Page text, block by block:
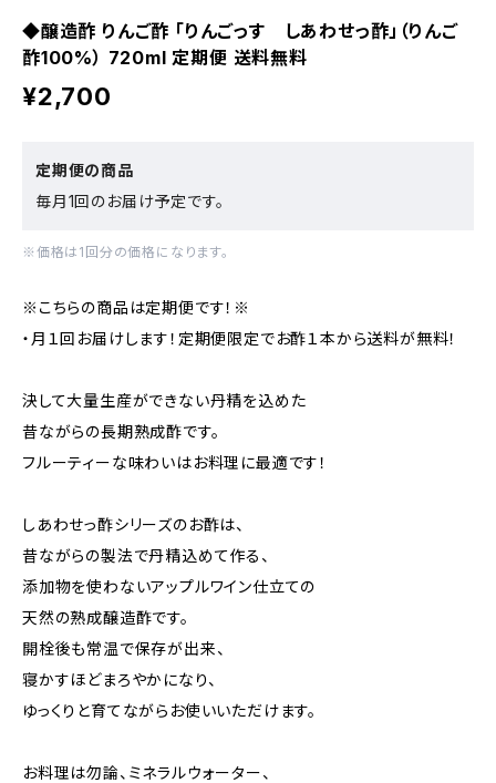
◆醸造酢 りんご酢 「りんごっす しあわせっ酢」（りんご
酢100%） 720ml 定期便 送料無料
¥2,700
定期便の商品
毎月1回のお届け予定です。
※価格は1回分の価格になります。
※こちらの商品は定期便です！※
・月１回お届けします！定期便限定でお酢１本から送料が無料！
決して大量生産ができない丹精を込めた
昔ながらの長期熟成酢です。
フルーティーな味わいはお料理に最適です！
しあわせっ酢シリーズのお酢は、
昔ながらの製法で丹精込めて作る、
添加物を使わないアップルワイン仕立ての
天然の熟成醸造酢です。
開栓後も常温で保存が出来、
寝かすほどまろやかになり、
ゆっくりと育てながらお使いいただけます。
お料理は勿論、ミネラルウォーター、